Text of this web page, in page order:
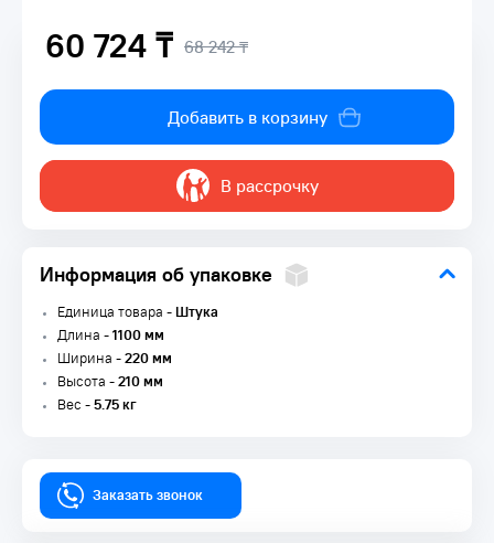
60 724 ₸ 68 242 ₸
Добавить в корзину
В рассрочку
Информация об упаковке
Единица товара -Штука
Длина -1100 мм
Ширина -220 мм
Высота -210 мм
Вес -5.75 кг
Заказать звонок